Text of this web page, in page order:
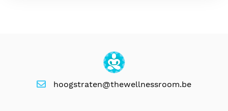
hoogstraten@thewellnessroom.be